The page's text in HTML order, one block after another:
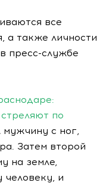
все
а также личности
пресс-службе
по
мужчину с ног,
Затем второй
на земле,
человеку, и